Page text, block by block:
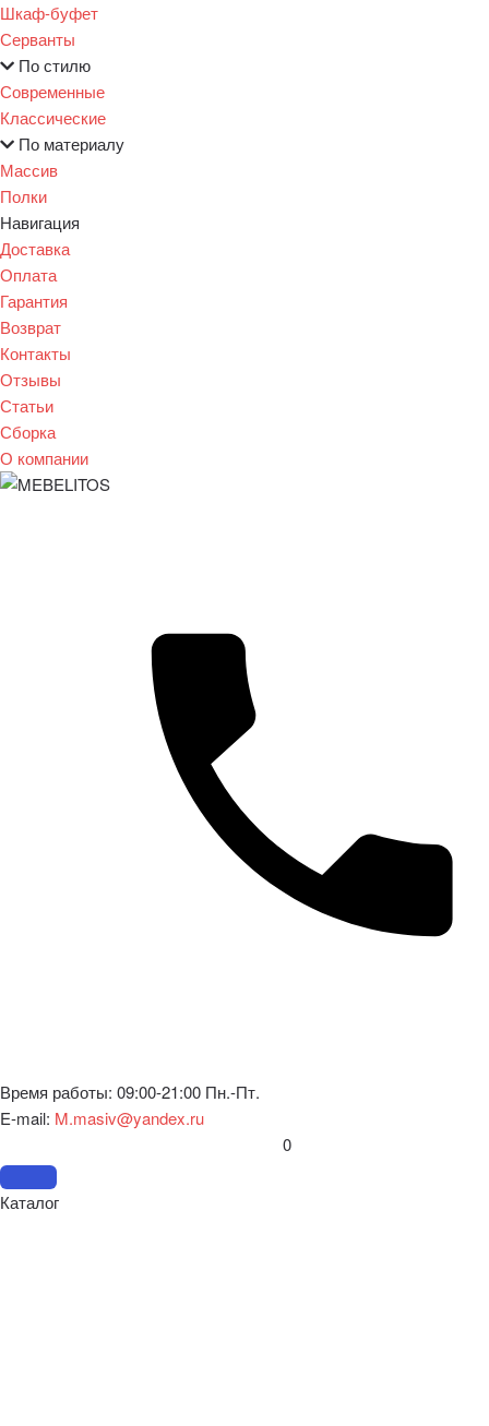
Шкаф-буфет
Серванты
По стилю
Современные
Классические
По материалу
Массив
Полки
Навигация
Доставка
Оплата
Гарантия
Возврат
Контакты
Отзывы
Статьи
Сборка
О компании
Время работы: 09:00-21:00 Пн.-Пт.
E-mail: M.masiv@yandex.ru
0
Каталог